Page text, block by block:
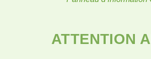
ATTENTION